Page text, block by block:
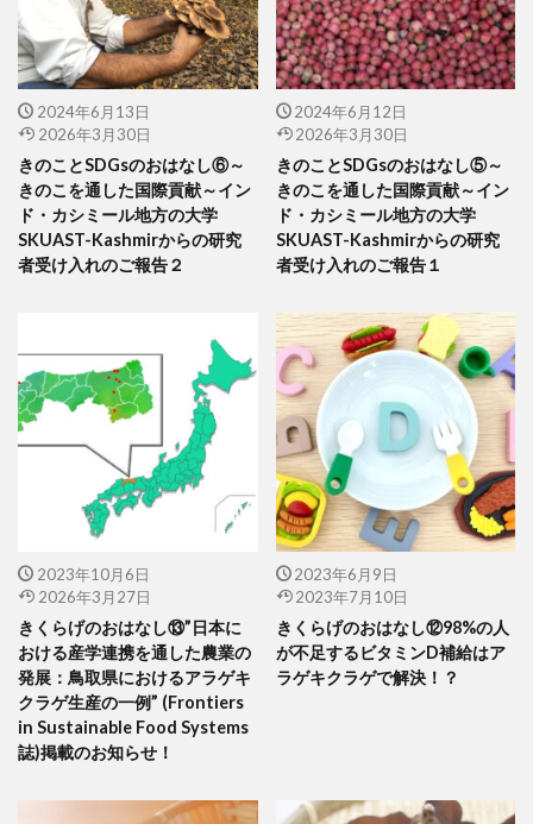
2024年6月13日
2026年3月30日
きのことSDGsのおはなし⑥～
きのこを通した国際貢献～イン
ド・カシミール地方の大学
SKUAST-Kashmirからの研究
者受け入れのご報告２
2024年6月12日
2026年3月30日
きのことSDGsのおはなし⑤～
きのこを通した国際貢献～イン
ド・カシミール地方の大学
SKUAST-Kashmirからの研究
者受け入れのご報告１
2023年10月6日
2026年3月27日
きくらげのおはなし⑬”日本に
おける産学連携を通した農業の
発展：鳥取県におけるアラゲキ
クラゲ生産の一例” (Frontiers
in Sustainable Food Systems
誌)掲載のお知らせ！
2023年6月9日
2023年7月10日
きくらげのおはなし⑫98%の人
が不足するビタミンD補給はア
ラゲキクラゲで解決！？